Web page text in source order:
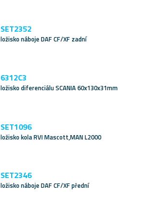
SET2352
ložisko náboje DAF CF/XF zadní
6312C3
ložisko diferenciálu SCANIA 60x130x31mm
SET1096
ložisko kola RVI Mascott,MAN L2000
SET2346
ložisko náboje DAF CF/XF přední